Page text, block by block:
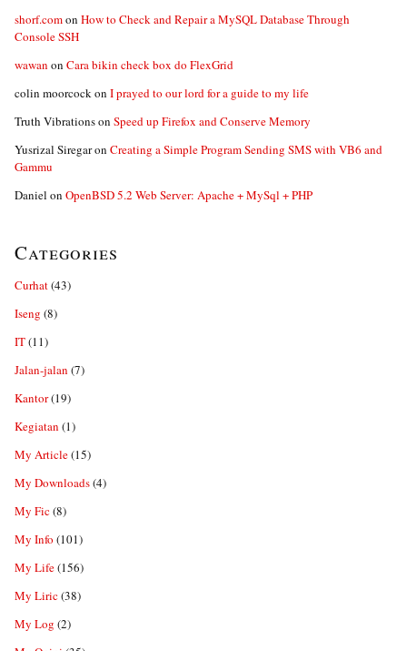
shorf.comon How to Check and Repair a MySQL Database Through
Console SSH
wawan on Cara bikin check box do FlexGrid
colin moorcockon I prayed to our lord for a guide to my life
Truth Vibrationson Speed up Firefox and Conserve Memory
Yusrizal Siregaron Creating a Simple Program Sending SMS with VB6 and
Gammu
Daniel on OpenBSD 5.2 Web Server: Apache + MySql + PHP
Categories
Curhat(43)
Iseng (8)
IT(11)
Jalan-jalan (7)
Kantor(19)
Kegiatan (1)
My Article(15)
My Downloads(4)
My Fic(8)
My Info (101)
My Life(156)
My Liric(38)
My Log (2)